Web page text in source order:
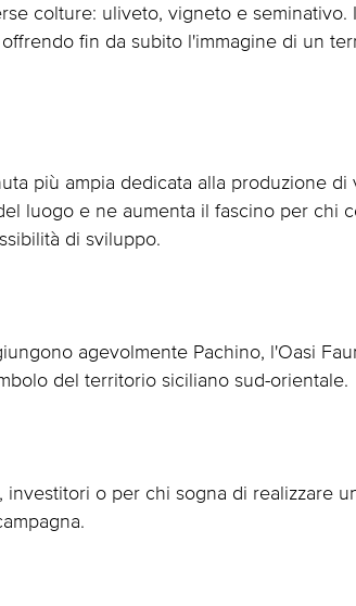
colture: uliveto, vigneto e seminativo.
fin da subito l'immagine di un
più ampia dedicata alla produzione di
luogo e ne aumenta il fascino per chi
di sviluppo.
agevolmente Pachino, l'Oasi
del territorio siciliano sud-orientale.
o per chi sogna di realizzare